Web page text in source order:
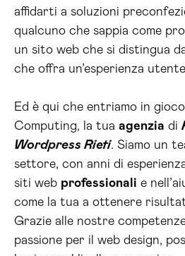
affidarti a soluzioni
qualcuno che sappia come
un sito web che si distingua
che offra un’esperienza
Ed è qui che entriamo in
Computing, la tua agenzia di
Wordpress Rieti. Siamo un
settore, con anni di
siti web professionali e
come la tua a ottenere
Grazie alle nostre
passione per il web design,